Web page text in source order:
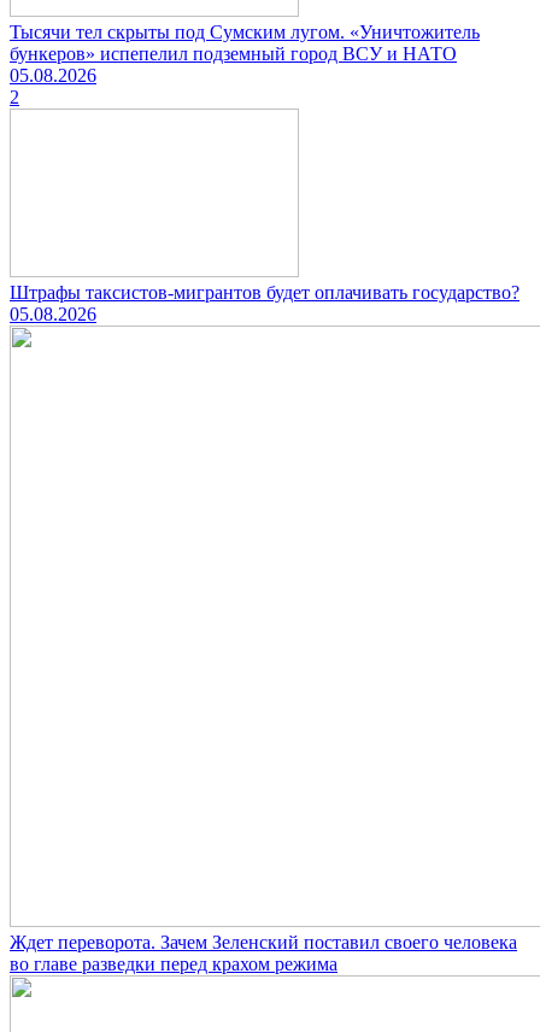
Тысячи тел скрыты под Сумским лугом. «Уничтожитель
бункеров» испепелил подземный город ВСУ и НАТО
05.08.2026
2
Штрафы таксистов-мигрантов будет оплачивать государство?
05.08.2026
Ждет переворота. Зачем Зеленский поставил своего человека
во главе разведки перед крахом режима